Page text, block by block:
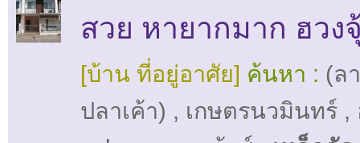
สวย หายากมาก ฮวง
[บ้าน ที่อยู่อาศัย] ค้นหา : (ล
ปลาเค้า) , เกษตรนวมินทร์ ,